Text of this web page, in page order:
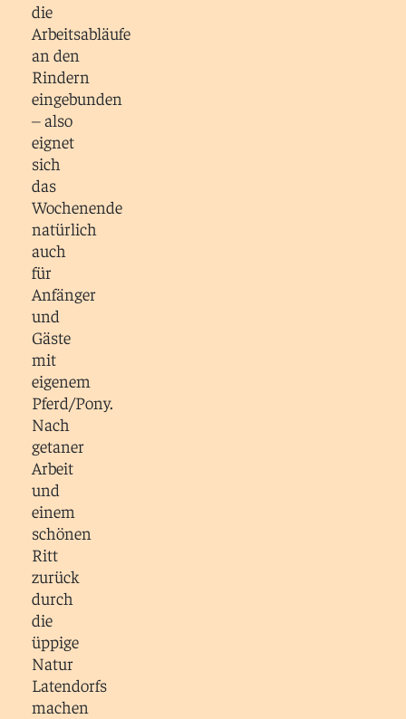
die
Arbeitsabläufe
an den
Rindern
eingebunden
– also
eignet
sich
das
Wochenende
natürlich
auch
für
Anfänger
und
Gäste
mit
eigenem
Pferd/Pony.
Nach
getaner
Arbeit
und
einem
schönen
Ritt
zurück
durch
die
üppige
Natur
Latendorfs
machen